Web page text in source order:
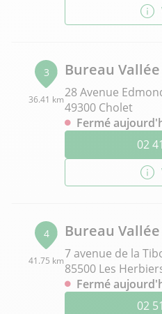
3
36.41 km
Bureau
28 Avenue
49300 Cholet
Fermé
02
4
41.75 km
Bureau
7 avenue de la
85500 Les
Fermé
02